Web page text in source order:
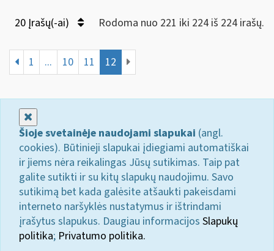
20 Įrašų(-ai) Rodoma nuo 221 iki 224 iš 224 irašų.
1 ... 10 11 12
Šioje svetainėje naudojami slapukai (angl.
cookies). Būtinieji slapukai įdiegiami automatiškai
ir jiems nėra reikalingas Jūsų sutikimas. Taip pat
galite sutikti ir su kitų slapukų naudojimu. Savo
sutikimą bet kada galėsite atšaukti pakeisdami
interneto naršyklės nustatymus ir ištrindami
įrašytus slapukus. Daugiau informacijos Slapukų
politika; Privatumo politika.